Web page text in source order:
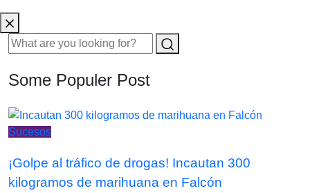
Some Populer Post
Sucesos
¡Golpe al tráfico de drogas! Incautan 300
kilogramos de marihuana en Falcón